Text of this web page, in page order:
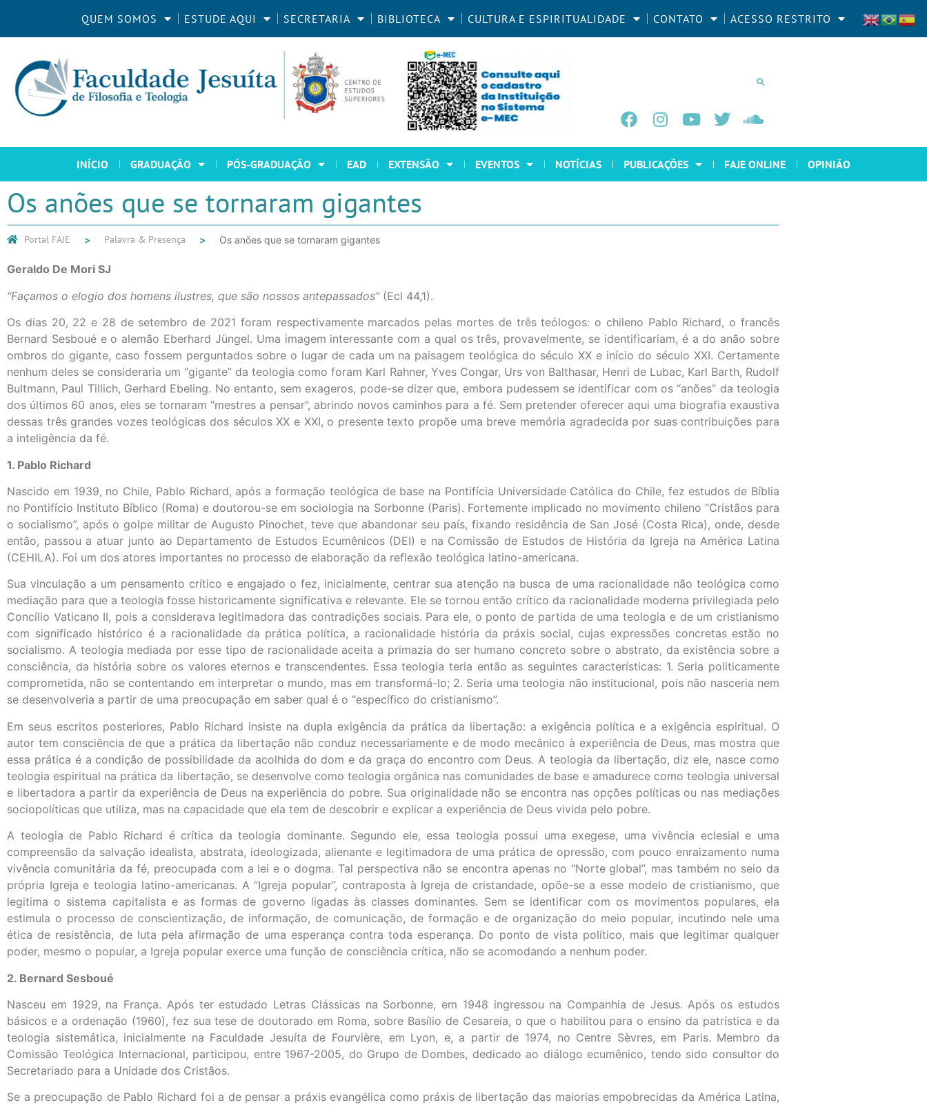
QUEM SOMOS ESTUDE AQUI SECRETARIA BIBLIOTECA CULTURA E ESPIRITUALIDADE CONTATO ACESSO RESTRITO
INÍCIO GRADUAÇÃO PÓS-GRADUAÇÃO EAD EXTENSÃO EVENTOS NOTÍCIAS PUBLICAÇÕES FAJE ONLINE OPINIÃO
Os anões que se tornaram gigantes
Portal FAJE Palavra & Presença Os anões que se tornaram gigantes
Geraldo De Mori SJ
“Façamos o elogio dos homens ilustres, que são nossos antepassados” (Ecl 44,1).
Os dias 20, 22 e 28 de setembro de 2021 foram respectivamente marcados pelas mortes de três teólogos: o chileno Pablo Richard, o francês
Bernard Sesboué e o alemão Eberhard Jüngel. Uma imagem interessante com a qual os três, provavelmente, se identificariam, é a do anão sobre
ombros do gigante, caso fossem perguntados sobre o lugar de cada um na paisagem teológica do século XX e início do século XXI. Certamente
nenhum deles se consideraria um “gigante” da teologia como foram Karl Rahner, Yves Congar, Urs von Balthasar, Henri de Lubac, Karl Barth, Rudolf
Bultmann, Paul Tillich, Gerhard Ebeling. No entanto, sem exageros, pode-se dizer que, embora pudessem se identificar com os “anões” da teologia
dos últimos 60 anos, eles se tornaram “mestres a pensar”, abrindo novos caminhos para a fé. Sem pretender oferecer aqui uma biografia exaustiva
dessas três grandes vozes teológicas dos séculos XX e XXI, o presente texto propõe uma breve memória agradecida por suas contribuições para
a inteligência da fé.
1. Pablo Richard
Nascido em 1939, no Chile, Pablo Richard, após a formação teológica de base na Pontifícia Universidade Católica do Chile, fez estudos de Bíblia
no Pontifício Instituto Bíblico (Roma) e doutorou-se em sociologia na Sorbonne (Paris). Fortemente implicado no movimento chileno “Cristãos para
o socialismo”, após o golpe militar de Augusto Pinochet, teve que abandonar seu país, fixando residência de San José (Costa Rica), onde, desde
então, passou a atuar junto ao Departamento de Estudos Ecumênicos (DEI) e na Comissão de Estudos de História da Igreja na América Latina
(CEHILA). Foi um dos atores importantes no processo de elaboração da reflexão teológica latino-americana.
Sua vinculação a um pensamento crítico e engajado o fez, inicialmente, centrar sua atenção na busca de uma racionalidade não teológica como
mediação para que a teologia fosse historicamente significativa e relevante. Ele se tornou então crítico da racionalidade moderna privilegiada pelo
Concílio Vaticano II, pois a considerava legitimadora das contradições sociais. Para ele, o ponto de partida de uma teologia e de um cristianismo
com significado histórico é a racionalidade da prática política, a racionalidade história da práxis social, cujas expressões concretas estão no
socialismo. A teologia mediada por esse tipo de racionalidade aceita a primazia do ser humano concreto sobre o abstrato, da existência sobre a
consciência, da história sobre os valores eternos e transcendentes. Essa teologia teria então as seguintes características: 1. Seria politicamente
comprometida, não se contentando em interpretar o mundo, mas em transformá-lo; 2. Seria uma teologia não institucional, pois não nasceria nem
se desenvolveria a partir de uma preocupação em saber qual é o “específico do cristianismo”.
Em seus escritos posteriores, Pablo Richard insiste na dupla exigência da prática da libertação: a exigência política e a exigência espiritual. O
autor tem consciência de que a prática da libertação não conduz necessariamente e de modo mecânico à experiência de Deus, mas mostra que
essa prática é a condição de possibilidade da acolhida do dom e da graça do encontro com Deus. A teologia da libertação, diz ele, nasce como
teologia espiritual na prática da libertação, se desenvolve como teologia orgânica nas comunidades de base e amadurece como teologia universal
e libertadora a partir da experiência de Deus na experiência do pobre. Sua originalidade não se encontra nas opções políticas ou nas mediações
sociopolíticas que utiliza, mas na capacidade que ela tem de descobrir e explicar a experiência de Deus vivida pelo pobre.
A teologia de Pablo Richard é crítica da teologia dominante. Segundo ele, essa teologia possui uma exegese, uma vivência eclesial e uma
compreensão da salvação idealista, abstrata, ideologizada, alienante e legitimadora de uma prática de opressão, com pouco enraizamento numa
vivência comunitária da fé, preocupada com a lei e o dogma. Tal perspectiva não se encontra apenas no “Norte global”, mas também no seio da
própria Igreja e teologia latino-americanas. A “Igreja popular”, contraposta à Igreja de cristandade, opõe-se a esse modelo de cristianismo, que
legitima o sistema capitalista e as formas de governo ligadas às classes dominantes. Sem se identificar com os movimentos populares, ela
estimula o processo de conscientização, de informação, de comunicação, de formação e de organização do meio popular, incutindo nele uma
ética de resistência, de luta pela afirmação de uma esperança contra toda esperança. Do ponto de vista político, mais que legitimar qualquer
poder, mesmo o popular, a Igreja popular exerce uma função de consciência crítica, não se acomodando a nenhum poder.
2. Bernard Sesboué
Nasceu em 1929, na França. Após ter estudado Letras Clássicas na Sorbonne, em 1948 ingressou na Companhia de Jesus. Após os estudos
básicos e a ordenação (1960), fez sua tese de doutorado em Roma, sobre Basílio de Cesareia, o que o habilitou para o ensino da patrística e da
teologia sistemática, inicialmente na Faculdade Jesuíta de Fourvière, em Lyon, e, a partir de 1974, no Centre Sèvres, em Paris. Membro da
Comissão Teológica Internacional, participou, entre 1967-2005, do Grupo de Dombes, dedicado ao diálogo ecumênico, tendo sido consultor do
Secretariado para a Unidade dos Cristãos.
Se a preocupação de Pablo Richard foi a de pensar a práxis evangélica como práxis de libertação das maiorias empobrecidas da América Latina,